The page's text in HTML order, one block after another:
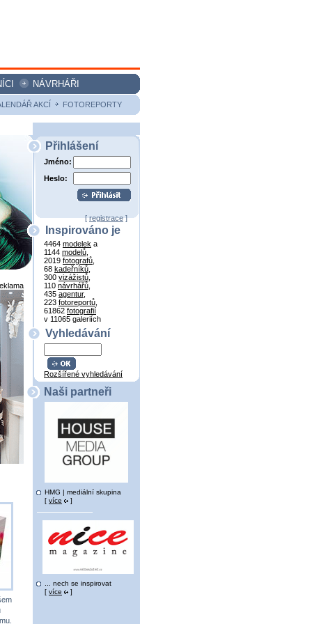
NÁVRHÁŘI
AKCÍ FOTOREPORTY
Přihlášení
Jméno:
Heslo:
[registrace]
Inspirováno je
4464 modelek a
1144 modelů
2019 fotografů
68 kadeřníků
300 vizážistů
110 návrhářů
435 agentur,
223 fotoreportů
61862 fotografií
v 11065 galeriích
Vyhledávání
Rozšířené vyhledávání
Naši partneři
HMG | mediální skupina
[ více ]
... nech se inspirovat
[ více ]